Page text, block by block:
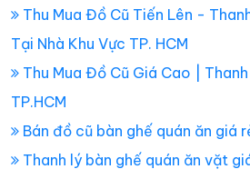
Thu Mua Đồ Cũ Tiến Lên -
Tại Nhà Khu Vực TP. HCM
Thu Mua Đồ Cũ Giá Cao |
TP.HCM
Bán đồ cũ bàn ghế quán ăn giá
Thanh lý bàn ghế quán ăn vặt